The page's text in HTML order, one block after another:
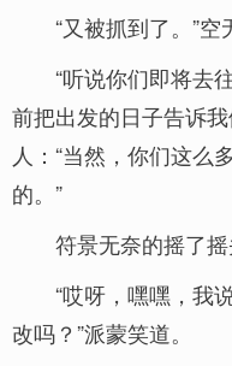
“又被抓到了。”空
“听说你们即将去
前把出发的日子告诉
人：“当然，你们这么
的。”
符景无奈的摇了摇
“哎呀，嘿嘿，我
改吗？”派蒙笑道。